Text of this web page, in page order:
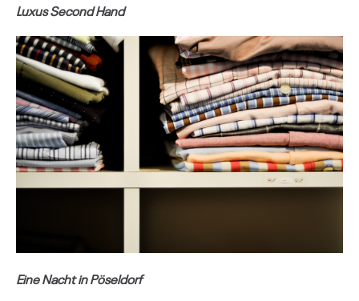
Luxus Second Hand
Eine Nacht in Pöseldorf